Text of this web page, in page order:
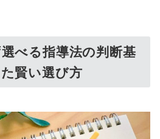
べる指導法の判断基
賢い選び方